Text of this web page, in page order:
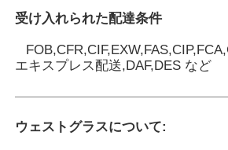
受け入れられた配達条件
エキスプレス配送,DAF,DES など
ウェストグラスについて: